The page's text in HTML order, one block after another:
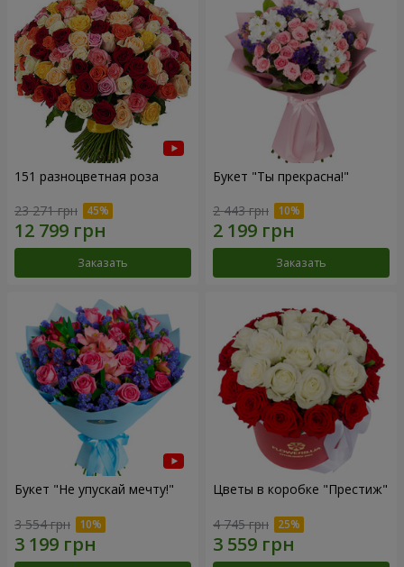
151 разноцветная роза
23 271 грн
Заказать
Букет "Ты прекрасна!"
2 443 грн
Заказать
Букет "Не упускай мечту!"
3 554 грн
Цветы в коробке "Престиж"
4 745 грн